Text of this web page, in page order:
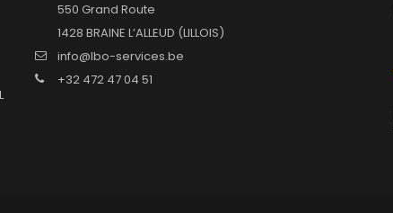
550 Grand Route
1428 BRAINE L’ALLEUD (LILLOIS)
info@lbo-services.be
+32 472 47 04 51